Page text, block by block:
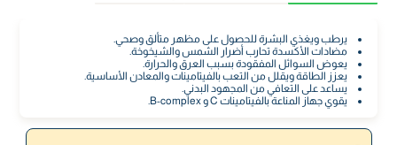
يرطب ويغذي البشرة للحصول على مظهر متألق وصحي.
مضادات الأكسدة تحارب أضرار الشمس والشيخوخة.
يعوض السوائل المفقودة بسبب العرق والحرارة.
يعزز الطاقة ويقلل من التعب بالفيتامينات والمعادن الأساسية.
يساعد على التعافي من المجهود البدني.
يقوي جهاز المناعة بالفيتامينات C و B-complex.